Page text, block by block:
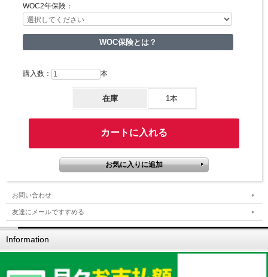
WOC2年保険：
WOC保険とは？
購入数： 本
在庫 1本
お問い合わせ
友達にメールですすめる
Information